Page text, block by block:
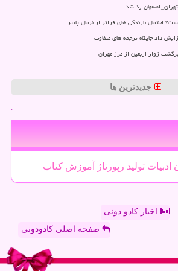
احتمال بارندگی های فراتر از نرمال پاییز
داد جایگاه ترجمه های متفاوت
زوار اربعین از مرز مهران
جدیدترین ها
ادبیات تولید رپورتاژ آموزش كتاب
اخبار کادو دونی
صفحه اصلی کادودونی